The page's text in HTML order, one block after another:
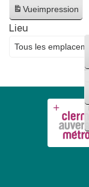
Vueimpression
Lieu